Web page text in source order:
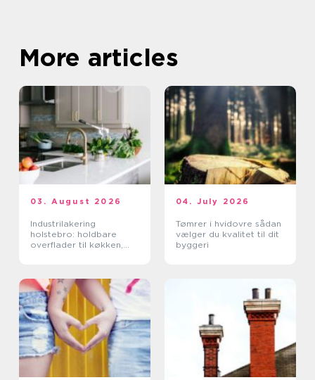
More articles
03. August 2026
Industrilakering
holstebro: holdbare
overflader til køkken,
04. July 2026
Tømrer i hvidovre sådan
vælger du kvalitet til dit
byggeri